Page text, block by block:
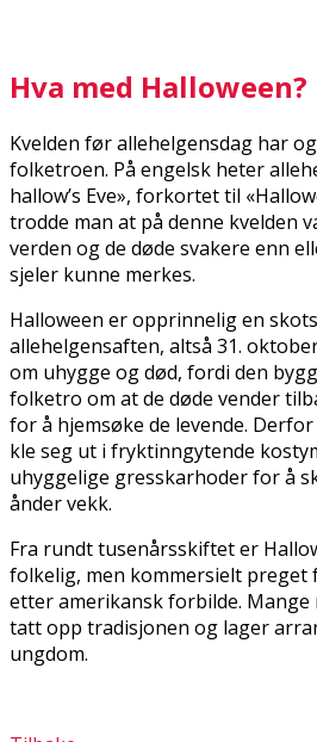
Hva med Halloween?
Kvelden før allehelgensdag har
folketroen. På engelsk heter
hallow’s Eve», forkortet til
trodde man at på denne kvelden
verden og de døde svakere enn
sjeler kunne merkes.
Halloween er opprinnelig en
allehelgensaften, altså 31.
om uhygge og død, fordi den
folketro om at de døde vender
for å hjemsøke de levende.
kle seg ut i fryktinngytende
uhyggelige gresskarhoder for å
ånder vekk.
Fra rundt tusenårsskiftet er
folkelig, men kommersielt preget
etter amerikansk forbilde.
tatt opp tradisjonen og lager
ungdom.